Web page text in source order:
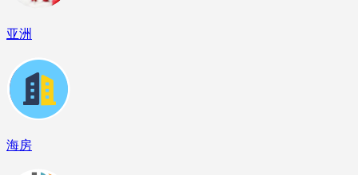
亚洲
海房